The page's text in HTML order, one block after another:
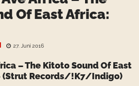
Of East Africa:
27. Juni 2016
– The Kitoto Sound Of East
(Strut Records/!K7/Indigo)